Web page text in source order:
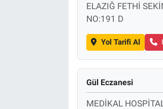
ELAZIĞ FETHİ
NO:191 D
Yol Tarifi Al
Gül Eczanesi
MEDİKAL